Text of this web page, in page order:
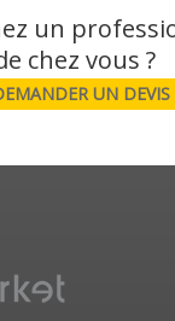
un
UN DEVIS